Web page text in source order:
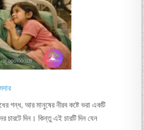
গন্ধ, আর মানুষের নীরব কষ্টে ভরা একটি
চারটে দিন। কিন্তু এই চারটি দিন যেন